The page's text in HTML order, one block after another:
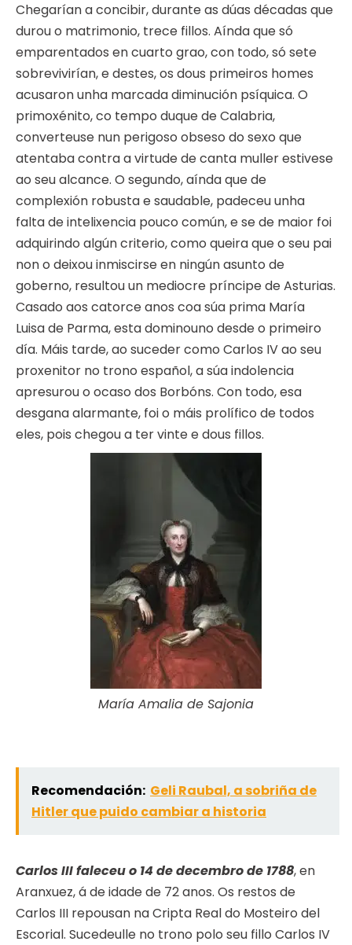
Chegarían a concibir, durante as dúas décadas que
durou o matrimonio, trece fillos. Aínda que só
emparentados en cuarto grao, con todo, só sete
sobrevivirían, e destes, os dous primeiros homes
acusaron unha marcada diminución psíquica. O
primoxénito, co tempo duque de Calabria,
converteuse nun perigoso obseso do sexo que
atentaba contra a virtude de canta muller estivese
ao seu alcance. O segundo, aínda que de
complexión robusta e saudable, padeceu unha
falta de intelixencia pouco común, e se de maior foi
adquirindo algún criterio, como queira que o seu pai
non o deixou inmiscirse en ningún asunto de
goberno, resultou un mediocre príncipe de Asturias.
Casado aos catorce anos coa súa prima María
Luisa de Parma, esta dominouno desde o primeiro
día. Máis tarde, ao suceder como Carlos IV ao seu
proxenitor no trono español, a súa indolencia
apresurou o ocaso dos Borbóns. Con todo, esa
desgana alarmante, foi o máis prolífico de todos
eles, pois chegou a ter vinte e dous fillos.
María Amalia de Sajonia
Recomendación: Geli Raubal, a sobriña de
Hitler que puido cambiar a historia
Carlos III faleceu o 14 de decembro de 1788, en
Aranxuez, á de idade de 72 anos. Os restos de
Carlos III repousan na Cripta Real do Mosteiro del
Escorial. Sucedeulle no trono polo seu fillo Carlos IV